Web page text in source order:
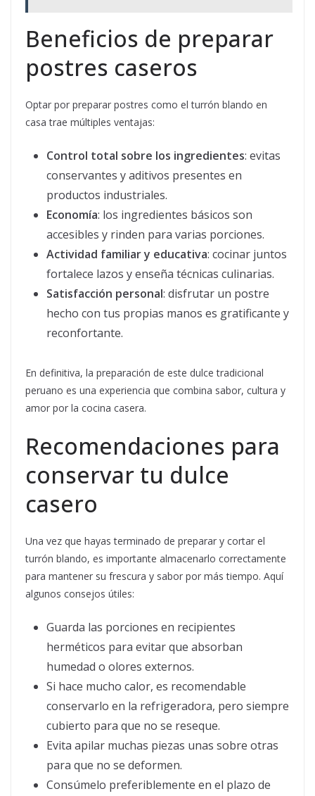
Beneficios de preparar
postres caseros
Optar por preparar postres como el turrón blando en
casa trae múltiples ventajas:
Control total sobre los ingredientes: evitas
conservantes y aditivos presentes en
productos industriales.
Economía: los ingredientes básicos son
accesibles y rinden para varias porciones.
Actividad familiar y educativa: cocinar juntos
fortalece lazos y enseña técnicas culinarias.
Satisfacción personal: disfrutar un postre
hecho con tus propias manos es gratificante y
reconfortante.
En definitiva, la preparación de este dulce tradicional
peruano es una experiencia que combina sabor, cultura y
amor por la cocina casera.
Recomendaciones para
conservar tu dulce
casero
Una vez que hayas terminado de preparar y cortar el
turrón blando, es importante almacenarlo correctamente
para mantener su frescura y sabor por más tiempo. Aquí
algunos consejos útiles:
Guarda las porciones en recipientes
herméticos para evitar que absorban
humedad o olores externos.
Si hace mucho calor, es recomendable
conservarlo en la refrigeradora, pero siempre
cubierto para que no se reseque.
Evita apilar muchas piezas unas sobre otras
para que no se deformen.
Consúmelo preferiblemente en el plazo de